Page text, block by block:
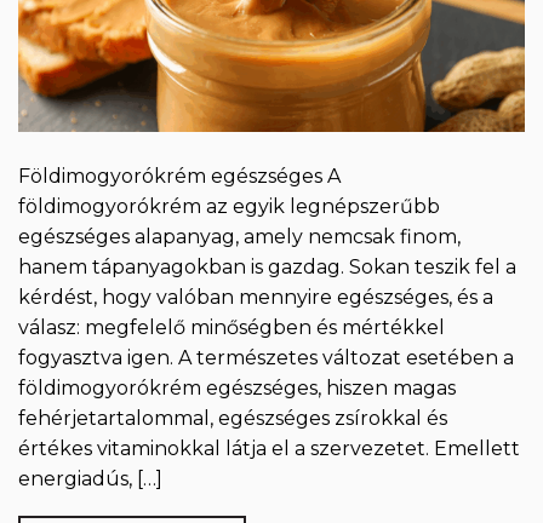
Földimogyorókrém egészséges A
földimogyorókrém az egyik legnépszerűbb
egészséges alapanyag, amely nemcsak finom,
hanem tápanyagokban is gazdag. Sokan teszik fel a
kérdést, hogy valóban mennyire egészséges, és a
válasz: megfelelő minőségben és mértékkel
fogyasztva igen. A természetes változat esetében a
földimogyorókrém egészséges, hiszen magas
fehérjetartalommal, egészséges zsírokkal és
értékes vitaminokkal látja el a szervezetet. Emellett
energiadús, […]